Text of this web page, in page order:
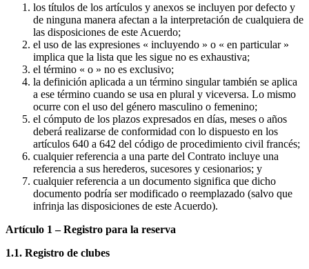
los títulos de los artículos y anexos se incluyen por defecto y
de ninguna manera afectan a la interpretación de cualquiera de
las disposiciones de este Acuerdo;
el uso de las expresiones « incluyendo » o « en particular »
implica que la lista que les sigue no es exhaustiva;
el término « o » no es exclusivo;
la definición aplicada a un término singular también se aplica
a ese término cuando se usa en plural y viceversa. Lo mismo
ocurre con el uso del género masculino o femenino;
el cómputo de los plazos expresados ​​en días, meses o años
deberá realizarse de conformidad con lo dispuesto en los
artículos 640 a 642 del código de procedimiento civil francés;
cualquier referencia a una parte del Contrato incluye una
referencia a sus herederos, sucesores y cesionarios; y
cualquier referencia a un documento significa que dicho
documento podría ser modificado o reemplazado (salvo que
infrinja las disposiciones de este Acuerdo).
Artículo 1 – Registro para la reserva
1.1. Registro de clubes